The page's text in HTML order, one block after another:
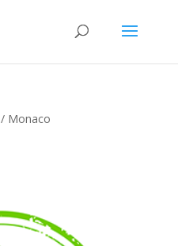
/ Monaco